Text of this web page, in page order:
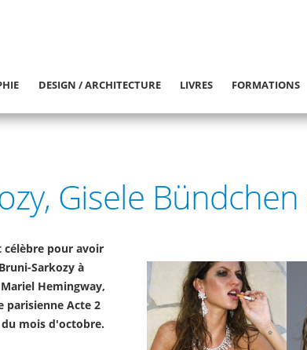
DESIGN / ARCHITECTURE LIVRES FORMATIONS
Gisele
célèbre pour avoir
Sarkozy à
Hemingway,
parisienne Acte 2
mois d'octobre.